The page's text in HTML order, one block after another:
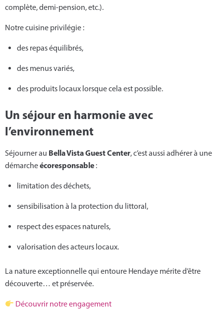
complète, demi-pension, etc.).
Notre cuisine privilégie :
des repas équilibrés,
des menus variés,
des produits locaux lorsque cela est possible.
Un séjour en harmonie avec
l’environnement
Séjourner au Bella Vista Guest Center, c’est aussi adhérer à une
démarcheécoresponsable :
limitation des déchets,
sensibilisation à la protection du littoral,
respect des espaces naturels,
valorisation des acteurs locaux.
La nature exceptionnelle qui entoure Hendaye mérite d’être
découverte… et préservée.
Découvrir notre engagement